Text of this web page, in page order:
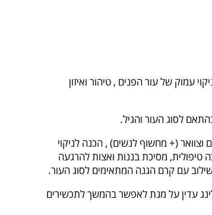
עמוק של עור הפנים , טיהור ואיזון
לסוג העור והגיל.
וצוואר (+ מחשוף לנשים) , הכנה לניקוי
טיפולית, מסיכת בננות ואצות להרגעה
עם קרם הגנה המתאימים לסוג העור.
עדין על מנת לאפשר בהמשך לתכשירים